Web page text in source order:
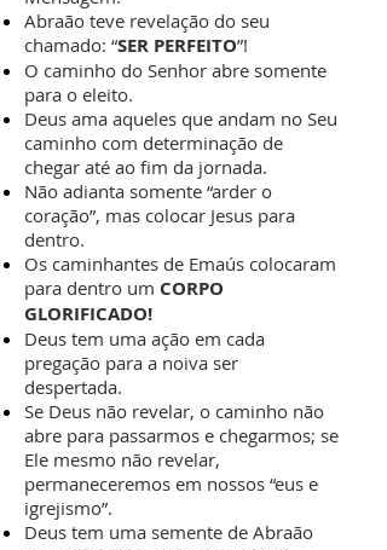
Abraão teve revelação do seu
chamado: “SER PERFEITO”!
O caminho do Senhor abre somente
para o eleito.
Deus ama aqueles que andam no Seu
caminho com determinação de
chegar até ao fim da jornada.
Não adianta somente “arder o
coração”, mas colocar Jesus para
dentro.
Os caminhantes de Emaús colocaram
para dentro um CORPO
GLORIFICADO!
Deus tem uma ação em cada
pregação para a noiva ser
despertada.
Se Deus não revelar, o caminho não
abre para passarmos e chegarmos; se
Ele mesmo não revelar,
permaneceremos em nossos “eus e
igrejismo”.
Deus tem uma semente de Abraão